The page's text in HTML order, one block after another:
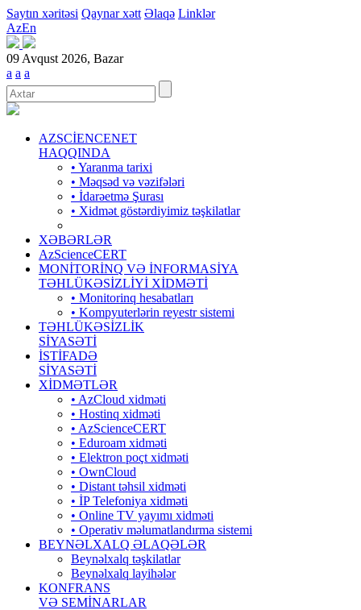
Saytın xəritəsi Qaynar xətt Əlaqə Linklər
AzEn
09 Avqust 2026, Bazar
a a a
AZSCİENCENET
HAQQINDA
• Yaranma tarixi
• Məqsəd və vəzifələri
• İdarəetmə Şurası
• Xidmət göstərdiyimiz təşkilatlar
XƏBƏRLƏR
AzScienceCERT
MONİTORİNQ VƏ İNFORMASİYA
TƏHLÜKƏSİZLİYİ XİDMƏTİ
• Monitorinq hesabatları
• Kompyuterlərin reyestr sistemi
TƏHLÜKƏSİZLİK
SİYASƏTİ
İSTİFADƏ
SİYASƏTİ
XİDMƏTLƏR
• AzCloud xidməti
• Hostinq xidməti
• AzScienceCERT
• Eduroam xidməti
• Elektron poçt xidməti
• OwnCloud
• Distant təhsil xidməti
• İP Telefoniya xidməti
• Оnline TV yayımı xidməti
• Operativ məlumatlandırma sistemi
BEYNƏLXALQ ƏLAQƏLƏR
Beynəlxalq təşkilatlar
Beynəlxalq layihələr
KONFRANS
VƏ SEMİNARLAR